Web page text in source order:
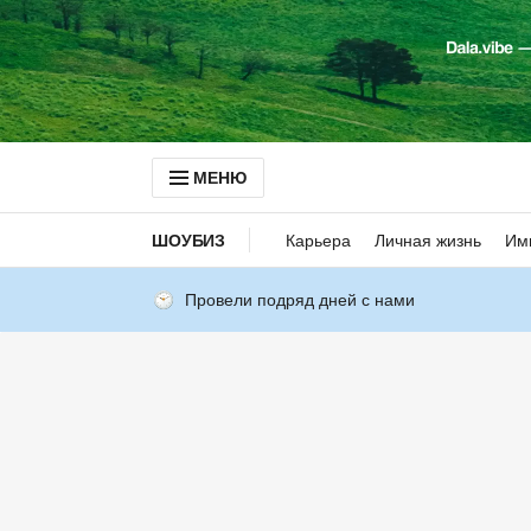
МЕНЮ
ШОУБИЗ Карьера Личная жизнь
Провели подряд дней с нами